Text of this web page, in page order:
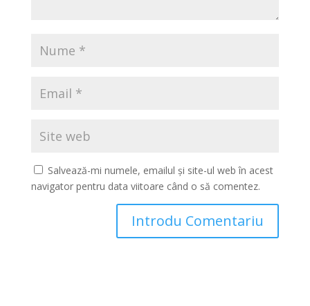
Salvează-mi numele, emailul și site-ul web în acest
navigator pentru data viitoare când o să comentez.